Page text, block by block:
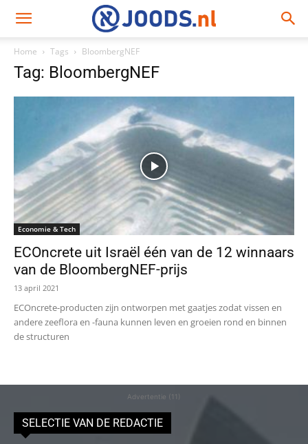
Home Tags BloombergNEF
Tag: BloombergNEF
Economie & Tech
ECOncrete uit Israël één van de 12 winnaars
van de BloombergNEF-prijs
13 april 2021
ECOncrete-producten zijn ontworpen met gaatjes zodat vissen en
andere zeeflora en -fauna kunnen leven en groeien rond en binnen
de structuren
Advertentie (11)
SELECTIE VAN DE REDACTIE